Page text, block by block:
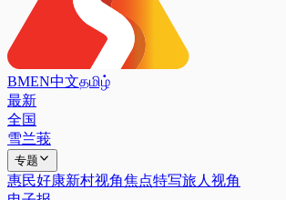
BMEN中文தமிழ்
最新
全国
雪兰莪
专题
惠民好康新村视角焦点特写旅人视角